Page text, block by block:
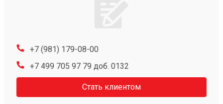
+7 (981) 179-08-00
+7 499 705 97 79 доб. 0132
Стать клиентом